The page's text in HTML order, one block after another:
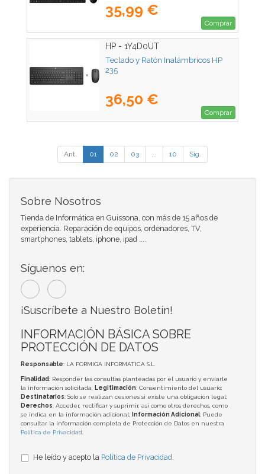
35,99 €
Comprar
HP - 1Y4D0UT
Teclado y Ratón Inalámbricos HP
235
36,50 €
Comprar
Ant. 01 02 03 ... 10 Sig.
Sobre Nosotros
Tienda de Informática en Guissona, con más de 15 años de
experiencia. Reparación de equipos, ordenadores, TV,
smartphones, tablets, iphone, ipad ....
Síguenos en:
¡Suscríbete a Nuestro Boletín!
INFORMACIÓN BÁSICA SOBRE
PROTECCIÓN DE DATOS
Responsable: LA FORMIGA INFORMATICA S.L.
Finalidad: Responder las consultas planteadas por el usuario y enviarle
la información solicitada; Legitimación: Consentimiento del usuario;
Destinatarios: Solo se realizan cesiones si existe una obligación legal;
Derechos: Acceder, rectificar y suprimir, así como otros derechos, como
se indica en la información adicional;
Información Adicional: Puede
consultar la información completa de Protección de Datos en nuestra
Política de Privacidad.
He leído y acepto la Política de Privacidad.